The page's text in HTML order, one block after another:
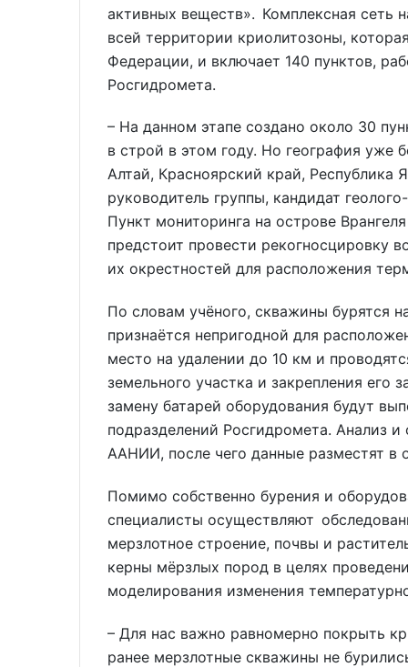
активных веществ». Комплексная сеть
всей территории криолитозоны,
Федерации, и включает 140 пунктов,
Росгидромета.
– На данном этапе создано около 30
в строй в этом году. Но география уже
Алтай, Красноярский край, Республика
руководитель группы, кандидат
Пункт мониторинга на острове
предстоит провести рекогносцировку
их окрестностей для расположения
По словам учёного, скважины бурятся
признаётся непригодной для
место на удалении до 10 км и
земельного участка и закрепления его
замену батарей оборудования будут
подразделений Росгидромета. Анализ
ААНИИ, после чего данные разместят в
Помимо собственно бурения и
специалисты осуществляют
мерзлотное строение, почвы и
керны мёрзлых пород в целях
моделирования изменения
– Для нас важно равномерно покрыть
ранее мерзлотные скважины не